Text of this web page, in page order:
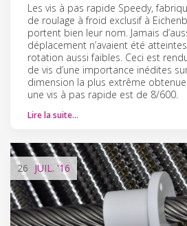
Les vis à pas rapide Speedy,
de roulage à froid exclusif à
portent bien leur nom. Jamais
déplacement n’avaient été
rotation aussi faibles. Ceci est
de vis d’une importance inédites
dimension la plus extrême
une vis à pas rapide est de 8/600.
Lire la suite…
26 JUIL. '16